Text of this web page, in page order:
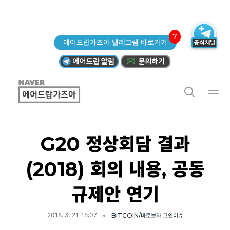
에어드랍가즈아 텔레그램 바로가기
7
G20 정상회담 결과
(2018) 회의 내용, 공동
규제안 연기
2018. 3. 21. 15:07 BITCOIN/바로보자 코인이슈